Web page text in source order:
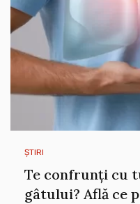
ȘTIRI
Te confrunți cu
gâtului? Află ce